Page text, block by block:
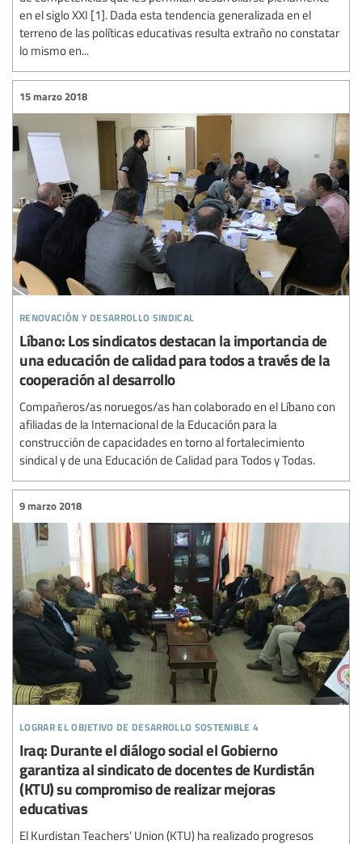
en el siglo XXI [1]. Dada esta tendencia generalizada en el
terreno de las políticas educativas resulta extraño no constatar
lo mismo en...
renovación y desarrollo sindical
15 marzo 2018
Líbano: Los sindicatos destacan la importancia de
una educación de calidad para todos a través de la
cooperación al desarrollo
Compañeros/as noruegos/as han colaborado en el Líbano con
afiliadas de la Internacional de la Educación para la
construcción de capacidades en torno al fortalecimiento
sindical y de una Educación de Calidad para Todos y Todas.
lograr el objetivo de desarrollo sostenible 4
9 marzo 2018
Iraq: Durante el diálogo social el Gobierno
garantiza al sindicato de docentes de Kurdistán
(KTU) su compromiso de realizar mejoras
educativas
El Kurdistan Teachers’ Union (KTU) ha realizado progresos